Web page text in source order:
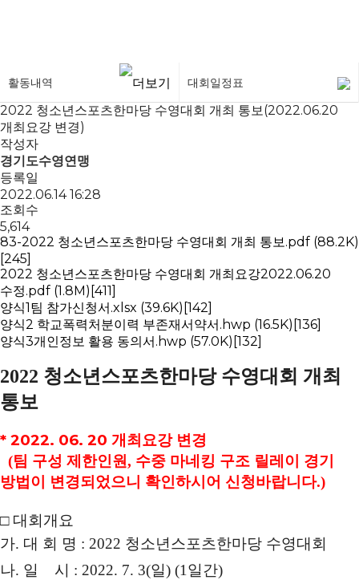
활동내역 대회일정표
2022 청소년스포츠한마당 수영대회 개최 통보(2022.06.20
개최요강 변경)
작성자
경기도수영연맹
등록일
2022.06.14 16:28
조회수
5,614
83-2022 청소년스포츠한마당 수영대회 개최 통보.pdf (88.2K)
[245]
2022 청소년스포츠한마당 수영대회 개최요강2022.06.20
수정.pdf (1.8M) [411]
양식1팀 참가신청서.xlsx (39.6K) [142]
양식2 학교폭력처분이력 부존재서약서.hwp (16.5K) [136]
양식3개인정보 활용 동의서.hwp (57.0K) [132]
2022 청소년스포츠한마당 수영대회 개최
통보
* ​2022. 06. 20 개최요강 변경
(팀 구성 제한인원, 수중 마네킹 구조 릴레이 경기
방법이 변경되었으니 확인하시어 신청바랍니다.)
□ 대회개요
가. 대 회 명 : 2022 청소년스포츠한마당 수영대회
나. 일 시 : 2022. 7. 3(일) (1 일간)